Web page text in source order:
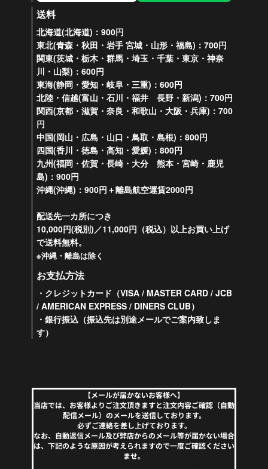
送料
北海道(北海道)：900円
東北(青森・秋田・岩手 宮城・山形・福島)：700円
関東(茨城・栃木・群馬・埼玉・千葉・東京・神奈
川・山梨)：600円
東海(静岡・愛知・岐阜・三重)：600円
北陸・信越(富山・石川・福井 長野・新潟)：700円
関西(京都・滋賀・奈良・和歌山・大阪・兵庫)：700
円
中国(岡山・広島・山口・鳥取・島根)：800円
四国(香川・徳島・高知・愛媛)：800円
九州(福岡・佐賀・長崎・大分 熊本・宮崎・鹿児
島)：900円
沖縄(沖縄)：900円＋離島航空運賃2000円
配送先一カ所につき
10,000円(税別)／11,000円（税込）以上お買い上げ
で送料無料。
※沖縄・離島は除く
お支払方法
・クレジットカード（VISA / MASTER CARD / JCB
/ AMERICAN EXPRESS / DINERS CLUB）
・銀行振込（振込先は別途メールでご案内致しま
す）
【メールが届かないお客様へ】
当店では、お客様よりご注文頂きますと注文内容ご確認（自動
配信メール）のメールを送信しております。
必ずご連絡を差し上げております。
なお、自動返信メール及び弊店からのメール等が届かない場合
は、下記のような原因が考えられますので一度ご確認ください
ませ。